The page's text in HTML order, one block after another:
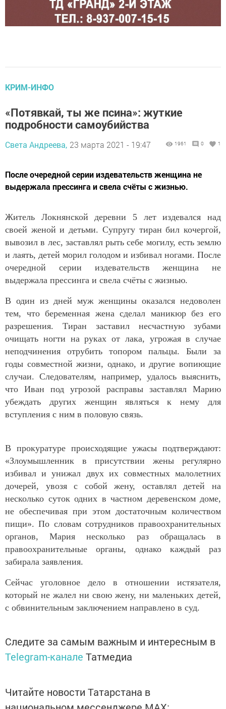
КРИМ-ИНФО
«Потявкай, ты же псина»: жуткие
подробности самоубийства
Света Андреева, 23 марта 2021 - 19:47 1961 0 1
После очередной серии издевательств женщина не
выдержала прессинга и свела счёты с жизнью.
Житель Локнянской деревни 5 лет издевался над
своей женой и детьми. Супругу тиран бил кочергой,
вывозил в лес, заставлял рыть себе могилу, есть землю
и лаять, детей морил голодом и избивал ногами. После
очередной серии издевательств женщина не
выдержала прессинга и свела счёты с жизнью.
В один из дней муж женщины оказался недоволен
тем, что беременная жена сделал маникюр без его
разрешения. Тиран заставил несчастную зубами
очищать ногти на руках от лака, угрожая в случае
неподчинения отрубить топором пальцы. Были за
годы совместной жизни, однако, и другие вопиющие
случаи. Следователям, например, удалось выяснить,
что Иван под угрозой расправы заставлял Марию
убеждать других женщин являться к нему для
вступления с ним в половую связь.
В прокуратуре происходящие ужасы подтверждают:
«Злоумышленник в присутствии жены регулярно
избивал и унижал двух их совместных малолетних
дочерей, увозя с собой жену, оставлял детей на
несколько суток одних в частном деревенском доме,
не обеспечивая при этом достаточным количеством
пищи». По словам сотрудников правоохранительных
органов, Мария несколько раз обращалась в
правоохранительные органы, однако каждый раз
забирала заявления.
Сейчас уголовное дело в отношении истязателя,
который не жалел ни свою жену, ни маленьких детей,
с обвинительным заключением направлено в суд.
Следите за самым важным и интересным в
Telegram-канале Татмедиа
Читайте новости Татарстана в